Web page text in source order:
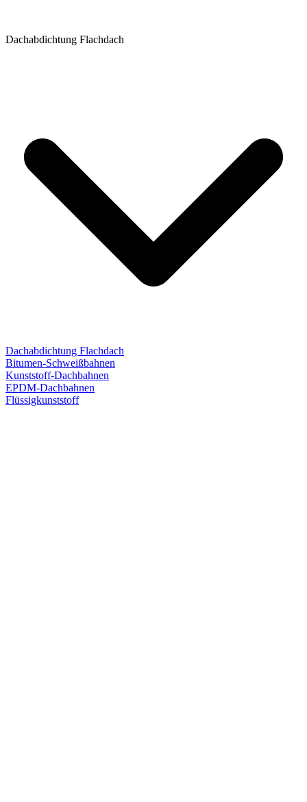
Dachabdichtung Flachdach
Dachabdichtung Flachdach
Bitumen-Schweißbahnen
Kunststoff-Dachbahnen
EPDM-Dachbahnen
Flüssigkunststoff